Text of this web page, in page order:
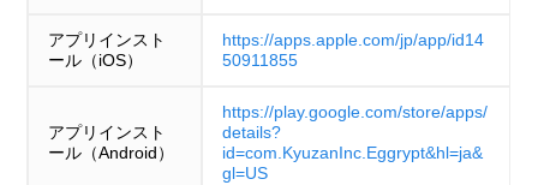
アプリインスト
ール（iOS）
https://apps.apple.com/jp/app/id14
50911855
アプリインスト
ール（Android）
https://play.google.com/store/apps/
details?
id=com.KyuzanInc.Eggrypt&hl=ja&
gl=US